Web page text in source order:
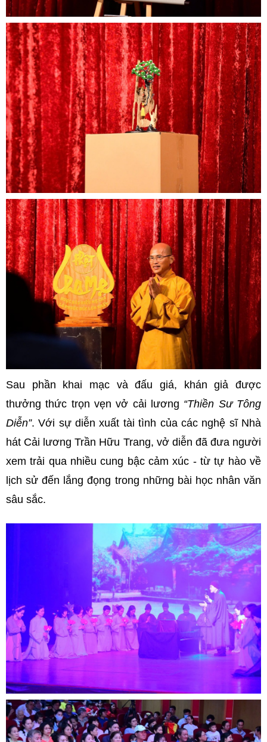
Sau phần khai mạc và đấu giá, khán giả được
thưởng thức trọn vẹn vở cải lương “Thiền Sư Tông
Diễn”. Với sự diễn xuất tài tình của các nghệ sĩ Nhà
hát Cải lương Trần Hữu Trang, vở diễn đã đưa người
xem trải qua nhiều cung bậc cảm xúc - từ tự hào về
lịch sử đến lắng đọng trong những bài học nhân văn
sâu sắc.